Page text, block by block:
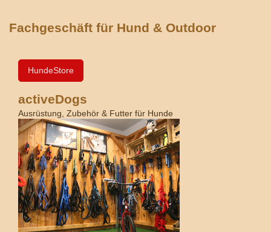
Fachgeschäft für Hund & Outdoor
HundeStore
activeDogs
Ausrüstung, Zubehör & Futter für Hunde